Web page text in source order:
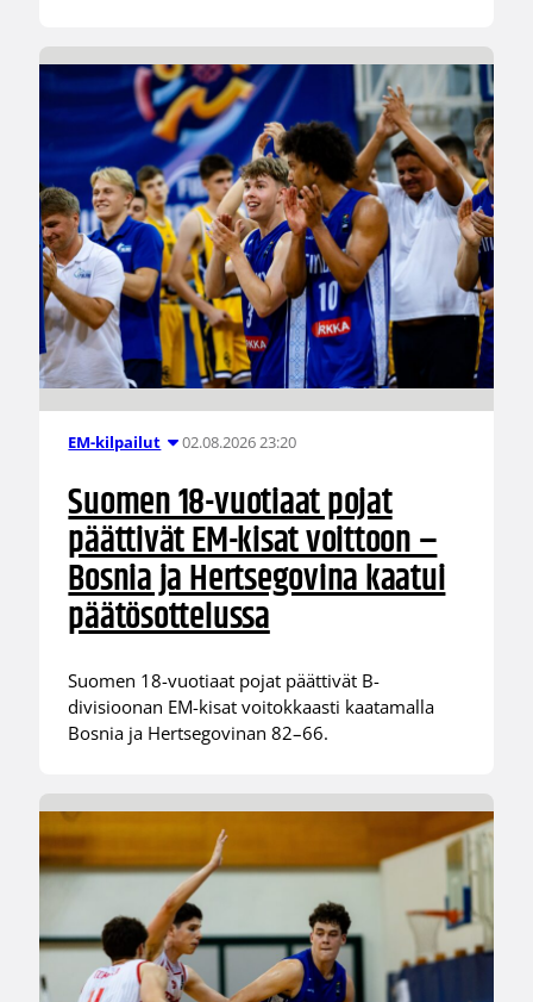
EM-kilpailut 02.08.2026 23:20
Suomen 18-vuotiaat pojat
päättivät EM-kisat voittoon –
Bosnia ja Hertsegovina kaatui
päätösottelussa
Suomen 18-vuotiaat pojat päättivät B-
divisioonan EM-kisat voitokkaasti kaatamalla
Bosnia ja Hertsegovinan 82–66.